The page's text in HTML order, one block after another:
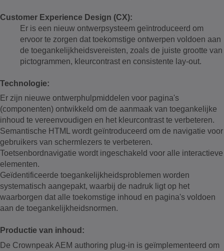
Customer Experience Design (CX):
Er is een nieuw ontwerpsysteem geïntroduceerd om
ervoor te zorgen dat toekomstige ontwerpen voldoen aan
de toegankelijkheidsvereisten, zoals de juiste grootte van
pictogrammen, kleurcontrast en consistente lay-out.
Technologie:
Er zijn nieuwe ontwerphulpmiddelen voor pagina's
(componenten) ontwikkeld om de aanmaak van toegankelijke
inhoud te vereenvoudigen en het kleurcontrast te verbeteren.
Semantische HTML wordt geïntroduceerd om de navigatie voor
gebruikers van schermlezers te verbeteren.
Toetsenbordnavigatie wordt ingeschakeld voor alle interactieve
elementen.
Geïdentificeerde toegankelijkheidsproblemen worden
systematisch aangepakt, waarbij de nadruk ligt op het
waarborgen dat alle toekomstige inhoud en pagina's voldoen
aan de toegankelijkheidsnormen.
Productie van inhoud:
De Crownpeak AEM authoring plug-in is geïmplementeerd om